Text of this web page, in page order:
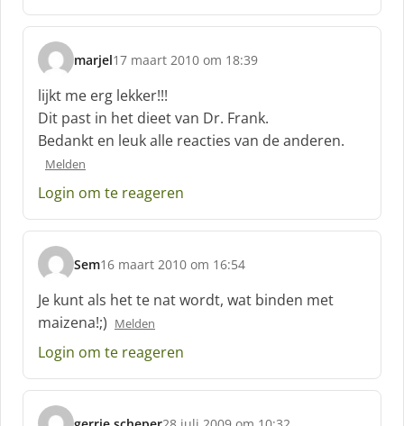
f
marjel
s
c
h
r
e
:
17 maart 2010 om 18:39
lijkt me erg lekker!!!
Dit past in het dieet van Dr. Frank.
Bedankt en leuk alle reacties van de anderen.
Melden
Login om te reageren
Sem
s
c
h
r
e
f
16 maart 2010 om 16:54
Je kunt als het te nat wordt, wat binden met
maizena!;) Melden
Login om te reageren